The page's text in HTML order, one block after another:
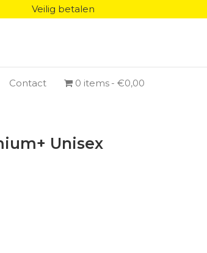
Veilig betalen
Contact 0 items €0,00
Unisex